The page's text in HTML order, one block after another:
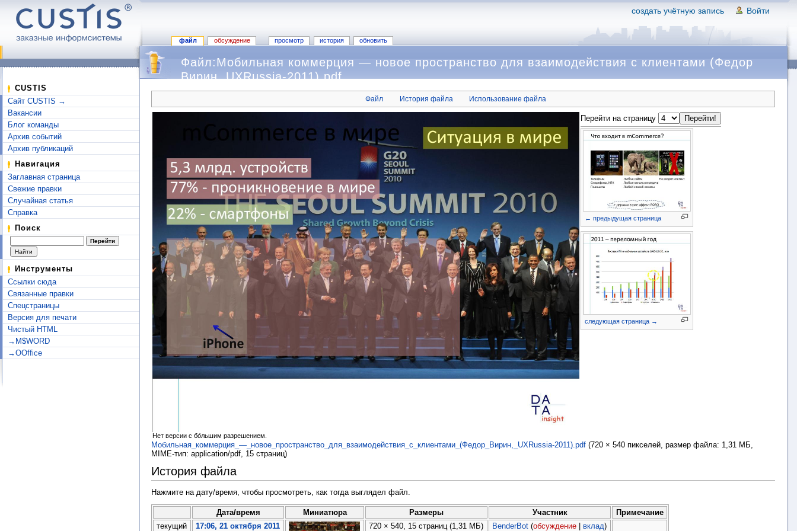
создать учётную запись Войти
файл обсуждение просмотр история обновить
CUSTIS
Сайт CUSTIS →
Вакансии
Блог команды
Архив событий
Архив публикаций
Навигация
Заглавная страница
Свежие правки
Случайная статья
Справка
Поиск
Инструменты
Ссылки сюда
Связанные правки
Спецстраницы
Версия для печати
Чистый HTML
→M$WORD
→OOffice
Файл:Мобильная коммерция — новое пространство для взаимодействия с клиентами (Федор
Вирин, UXRussia-2011).pdf
Файл История файла Использование файла
Нет версии с бо́льшим разрешением.
Перейти на страницу
← предыдущая страница
следующая страница →
Мобильная_коммерция_—_новое_пространство_для_взаимодействия_с_клиентами_(Федор_Вирин,_UXRussia-2011).pdf (720 × 540 пикселей, размер файла: 1,31 МБ,
MIME-тип: application/pdf, 15 страниц)
История файла
Нажмите на дату/время, чтобы просмотреть, как тогда выглядел файл.
Дата/время Миниатюра Размеры Участник
Примечание
текущий
17:06, 21 октября 2011 720 × 540, 15 страниц(1,31 МБ) BenderBot (обсуждение |вклад)